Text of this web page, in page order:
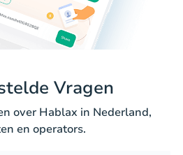
Vragen
over Hablax in Nederland,
en operators.